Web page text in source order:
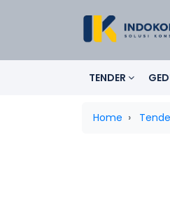
TENDER
Home